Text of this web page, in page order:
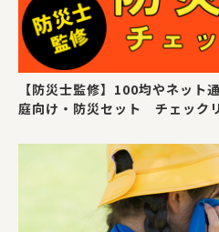
【防災士監修】100均やネット
庭向け・防災セット チェック